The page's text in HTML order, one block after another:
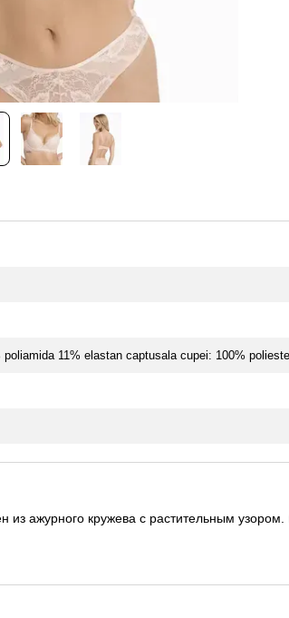
poliamida 11% elastan captusala cupei: 100%
из ажурного кружева с растительным